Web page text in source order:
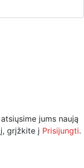
jums naują
grįžkite į Prisijungti.